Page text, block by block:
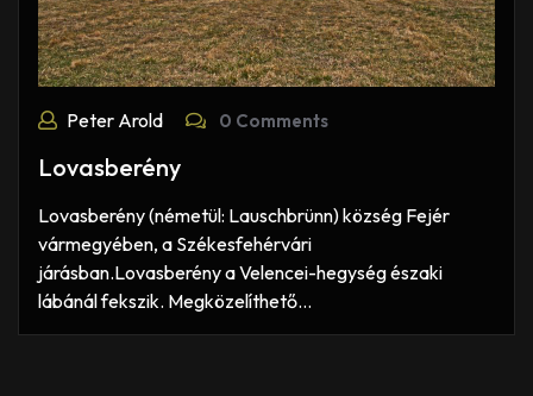
Peter Arold 0 Comments
Lovasberény
Lovasberény (németül: Lauschbrünn) község Fejér
vármegyében, a Székesfehérvári
járásban.Lovasberény a Velencei-hegység északi
lábánál fekszik. Megközelíthető…